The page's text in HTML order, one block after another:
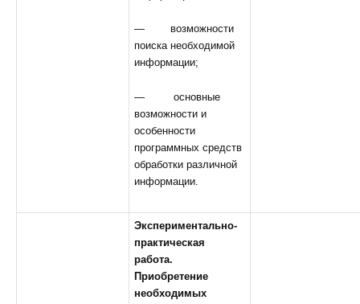
— возможности
поиска необходимой
информации;
— основные
возможности и
особенности
программных средств
обработки различной
информации.
Экспериментально-
практическая
работа.
Приобретение
необходимых